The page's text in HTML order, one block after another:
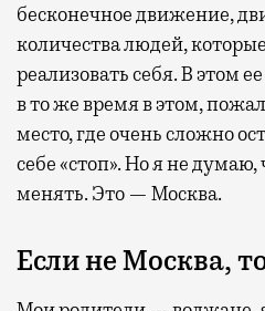
бесконечное движение,
количества людей,
реализовать себя. В этом
в то же время в этом,
место, где очень сложно
себе «стоп». Но я не
менять. Это — Москва.
Если не Москва,